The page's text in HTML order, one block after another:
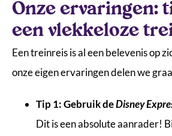
Onze ervaringen:
een vlekkeloze
Een treinreis is al een belevenis op
onze eigen ervaringen delen we
Tip 1: Gebruik deDisney
Dit is een absolute aanrader!